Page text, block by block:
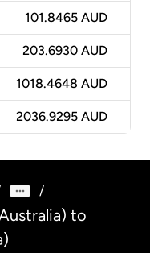
101.8465 AUD
203.6930 AUD
1018.4648 AUD
2036.9295 AUD
/
to